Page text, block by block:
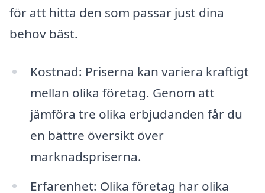
för att hitta den som passar just dina
behov bäst.
Kostnad: Priserna kan variera kraftigt
mellan olika företag. Genom att
jämföra tre olika erbjudanden får du
en bättre översikt över
marknadspriserna.
Erfarenhet: Olika företag har olika